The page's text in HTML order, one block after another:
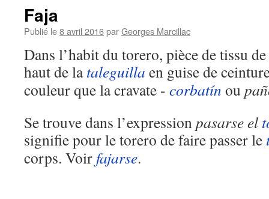
Faja
Publié le8 avril 2016parGeorges Marcillac
Dans l’habit du torero, pièce de tissu
haut de lataleguilla en guise de
couleur que la cravate - corbatín ou
Se trouve dans l’expressionpasarse el
signifie pour le torero de faire passer le
corps. Voir fajarse.